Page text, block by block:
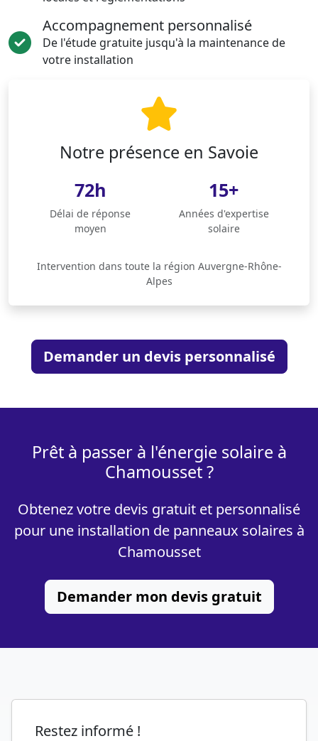
Accompagnement personnalisé
De l'étude gratuite jusqu'à la maintenance de
votre installation
Notre présence en Savoie
72h
Délai de réponse
moyen
15+
Années d'expertise
solaire
Intervention dans toute la région Auvergne-Rhône-
Alpes
Demander un devis personnalisé
Prêt à passer à l'énergie solaire à
Chamousset ?
Obtenez votre devis gratuit et personnalisé
pour une installation de panneaux solaires à
Chamousset
Demander mon devis gratuit
Restez informé !